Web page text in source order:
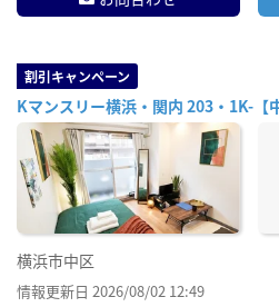
割引キャンペーン
Kマンスリー横浜・関内 203・1K-【
横浜市中区
情報更新日 2026/08/02 12:49